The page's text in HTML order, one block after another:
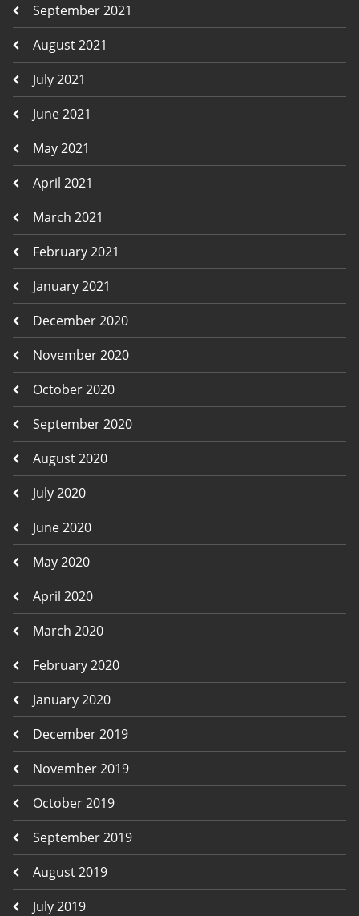
September 2021
August 2021
July 2021
June 2021
May 2021
April 2021
March 2021
February 2021
January 2021
December 2020
November 2020
October 2020
September 2020
August 2020
July 2020
June 2020
May 2020
April 2020
March 2020
February 2020
January 2020
December 2019
November 2019
October 2019
September 2019
August 2019
July 2019